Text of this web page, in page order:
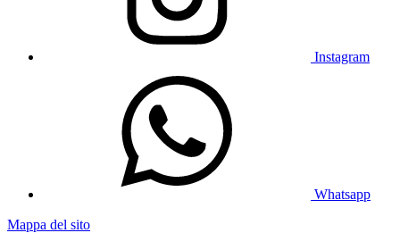
Instagram
Whatsapp
Mappa del sito